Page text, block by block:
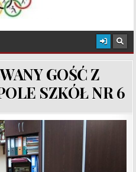
GOŚĆ Z
SZKÓŁ NR 6